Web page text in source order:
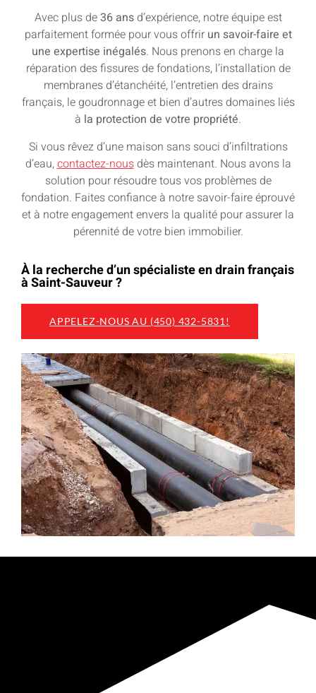
Avec plus de36 ansd’expérience, notre équipe est
parfaitement formée pour vous offrir un savoir-faire et
une expertise inégalés. Nous prenons en charge la
réparation des fissures de fondations, l’installation de
membranes d’étanchéité, l’entretien des drains
français, le goudronnage et bien d’autres domaines liés
à la protection de votre propriété.
Si vous rêvez d’une maison sans souci d’infiltrations
d’eau,contactez-nousdès maintenant. Nous avons la
solution pour résoudre tous vos problèmes de
fondation. Faites confiance à notre savoir-faire éprouvé
et à notre engagement envers la qualité pour assurer la
pérennité de votre bien immobilier.
À la recherche d’un spécialiste en drain français
à Saint-Sauveur ?
APPELEZ-NOUS AU (450) 432-5831!